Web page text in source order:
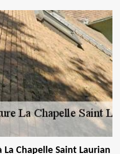
Chapelle Saint Laurian